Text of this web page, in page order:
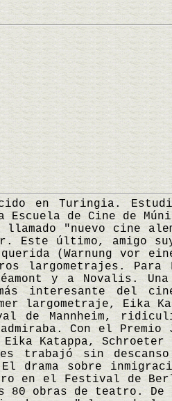
en Turingia.
Escuela de Cine de
"nuevo cine
Este último, amigo
(Warnung vor
largometrajes. Para
y a Novalis.
interesante del
largometraje, Eika
de Mannheim,
Con el Premio
Eika Katappa,
trabajó sin
drama sobre
en el Festival de
80 obras de teatro. De